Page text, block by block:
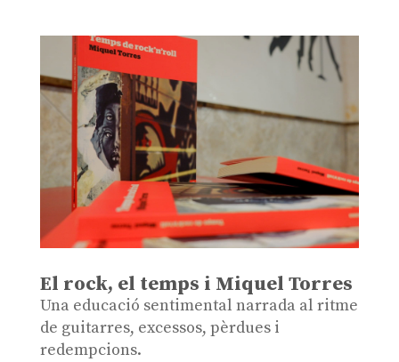
El rock, el temps i Miquel Torres
Una educació sentimental narrada al ritme
de guitarres, excessos, pèrdues i
redempcions.